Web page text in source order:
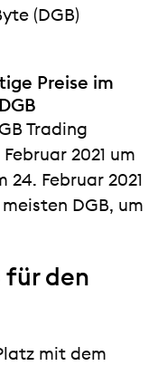
(DGB)
Preise im
Trading
2021 um
24. Februar 2021
meisten DGB, um
für den
mit dem